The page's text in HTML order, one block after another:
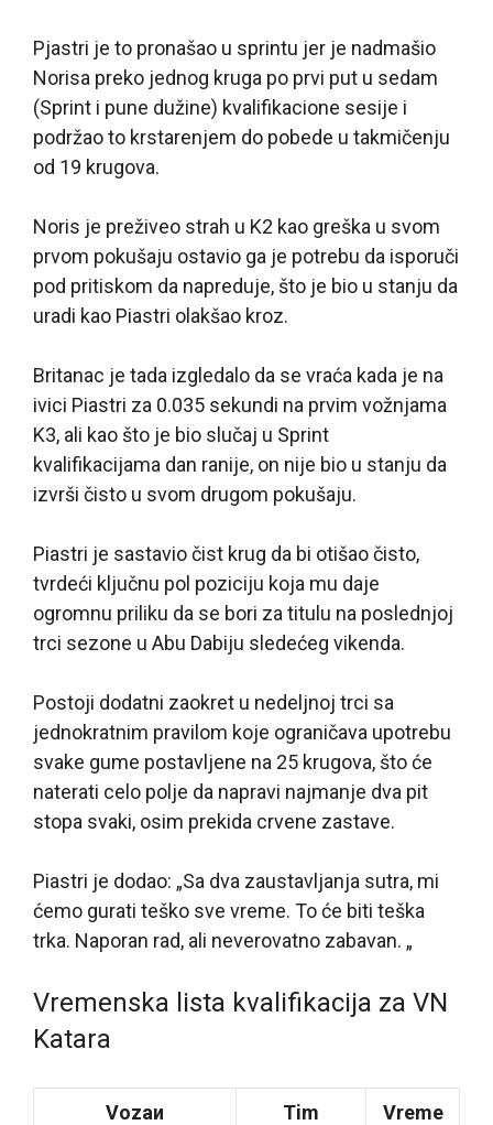
Pjastri je to pronašao u sprintu jer je nadmašio
Norisa preko jednog kruga po prvi put u sedam
(Sprint i pune dužine) kvalifikacione sesije i
podržao to krstarenjem do pobede u takmičenju
od 19 krugova.
Noris je preživeo strah u K2 kao greška u svom
prvom pokušaju ostavio ga je potrebu da isporuči
pod pritiskom da napreduje, što je bio u stanju da
uradi kao Piastri olakšao kroz.
Britanac je tada izgledalo da se vraća kada je na
ivici Piastri za 0.035 sekundi na prvim vožnjama
K3, ali kao što je bio slučaj u Sprint
kvalifikacijama dan ranije, on nije bio u stanju da
izvrši čisto u svom drugom pokušaju.
Piastri je sastavio čist krug da bi otišao čisto,
tvrdeći ključnu pol poziciju koja mu daje
ogromnu priliku da se bori za titulu na poslednjoj
trci sezone u Abu Dabiju sledećeg vikenda.
Postoji dodatni zaokret u nedeljnoj trci sa
jednokratnim pravilom koje ograničava upotrebu
svake gume postavljene na 25 krugova, što će
naterati celo polje da napravi najmanje dva pit
stopa svaki, osim prekida crvene zastave.
Piastri je dodao: „Sa dva zaustavljanja sutra, mi
ćemo gurati teško sve vreme. To će biti teška
trka. Naporan rad, ali neverovatno zabavan. „
Vremenska lista kvalifikacija za VN
Katara
Vozaи Tim Vreme